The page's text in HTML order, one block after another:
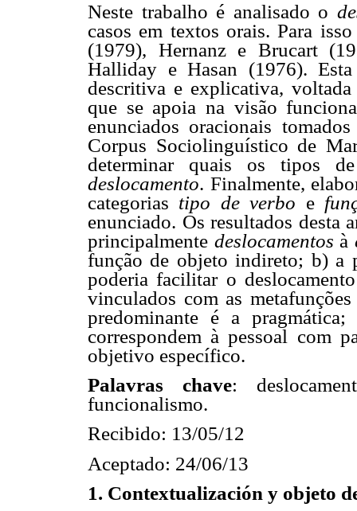
Neste trabalho é analisado o
casos em textos orais. Para
(1979), Hernanz e Brucart
Halliday e Hasan (1976).
descritiva e explicativa,
que se apoia na visão
enunciados oracionais
Corpus Sociolinguístico de
determinar quais os tipos
deslocamento. Finalmente,
categorias tipo de verbo e
enunciado. Os resultados desta
principalmente deslocamentos à
função de objeto indireto; b) a
poderia facilitar o
vinculados com as
predominante é a
correspondem à pessoal com
objetivo específico.
Palavras chave:
funcionalismo.
Recibido: 13/05/12
Aceptado: 24/06/13
1. Contextualización y objeto